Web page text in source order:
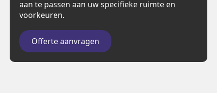
aan te passen aan uw specifieke ruimte en
voorkeuren.
Offerte aanvragen